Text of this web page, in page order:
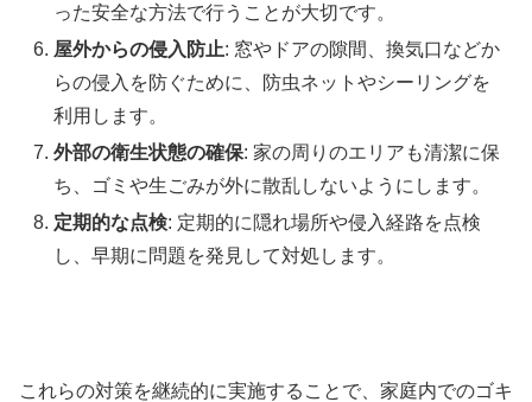
った安全な方法で行うことが大切です。
屋外からの侵入防止: 窓やドアの隙間、換気口などか
らの侵入を防ぐために、防虫ネットやシーリングを
利用します。
外部の衛生状態の確保: 家の周りのエリアも清潔に保
ち、ゴミや生ごみが外に散乱しないようにします。
定期的な点検: 定期的に隠れ場所や侵入経路を点検
し、早期に問題を発見して対処します。
これらの対策を継続的に実施することで、家庭内でのゴキ